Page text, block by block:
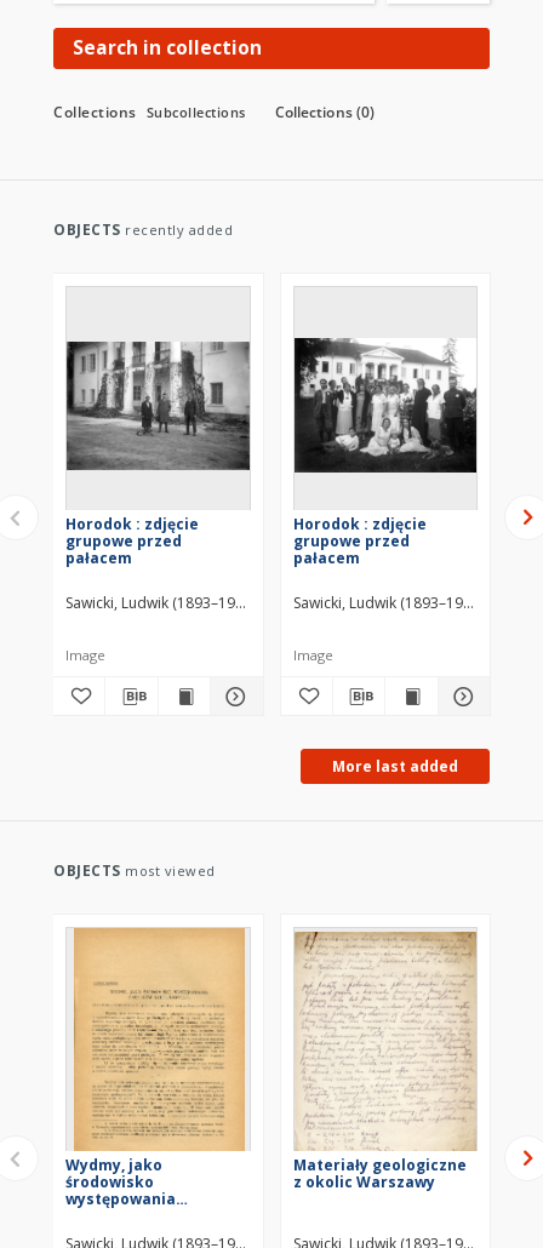
Search in collection
Collections Subcollections Collections (0)
OBJECTS recently added
Horodok : zdjęcie
grupowe przed
pałacem
Sawicki, Ludwik (1893–1972)
Image
Horodok : zdjęcie
grupowe przed
pałacem
Sawicki, Ludwik (1893–1972)
Image
More last added
OBJECTS most viewed
Wydmy, jako
środowisko
występowania
Sawicki, Ludwik (1893–1972)
Materiały geologiczne
z okolic Warszawy
Sawicki, Ludwik (1893–1972)